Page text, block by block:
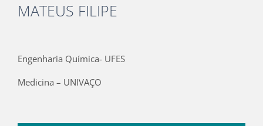
MATEUS FILIPE
Image
Engenharia Química- UFES
Medicina – UNIVAÇO